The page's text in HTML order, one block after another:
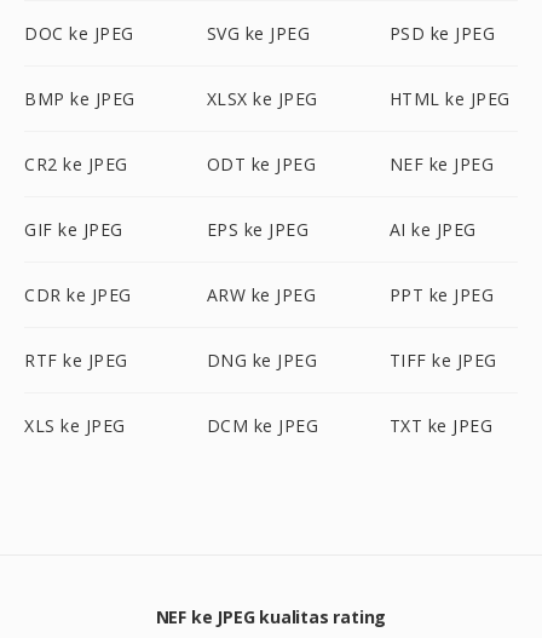
DOC ke JPEG SVG ke JPEG PSD ke JPEG
BMP ke JPEG XLSX ke JPEG HTML ke JPEG
CR2 ke JPEG ODT ke JPEG NEF ke JPEG
GIF ke JPEG EPS ke JPEG AI ke JPEG
CDR ke JPEG ARW ke JPEG PPT ke JPEG
RTF ke JPEG DNG ke JPEG TIFF ke JPEG
XLS ke JPEG DCM ke JPEG TXT ke JPEG
NEF ke JPEG kualitas rating